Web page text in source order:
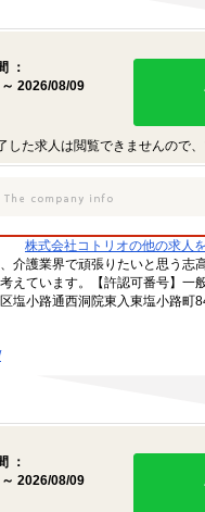
：
2026/08/09
た求人は閲覧できませんので
株式会社コトリオの他の求人
、介護業界で頑張りたいと思う
えています。【許認可番号】
塩小路通西洞院東入東塩小路町
：
2026/08/09